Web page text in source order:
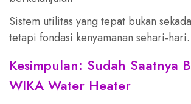
Sistem utilitas yang tepat bukan
tetapi fondasi kenyamanan sehari-hari.
Kesimpulan: Sudah Saatnya
WIKA Water Heater